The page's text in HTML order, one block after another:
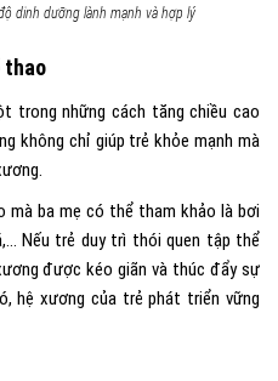
dinh dưỡng lành mạnh và hợp lý
thao
trong những cách tăng chiều cao
không chỉ giúp trẻ khỏe mạnh mà
mà ba mẹ có thể tham khảo là bơi
Nếu trẻ duy trì thói quen tập thể
được kéo giãn và thúc đẩy sự
hệ xương của trẻ phát triển vững